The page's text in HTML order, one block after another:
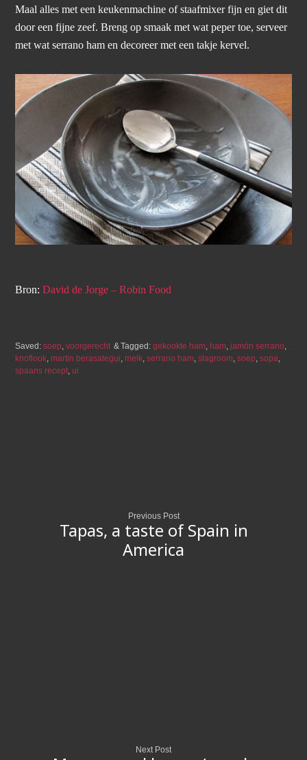
Maal alles met een keukenmachine of staafmixer fijn en giet dit
door een fijne zeef. Breng op smaak met wat peper toe, serveer
met wat serrano ham en decoreer met een takje kervel.
Bron:David de Jorge – Robin Food
Saved:soep ,voorgerecht Tagged:gekookte ham ham ,jamón serrano
knoflook martin berasategui melk ,serrano ham ,slagroom ,soep ,sopa
spaans recept ,ui
Previous Post
Tapas, a taste of Spain in
America
Next Post